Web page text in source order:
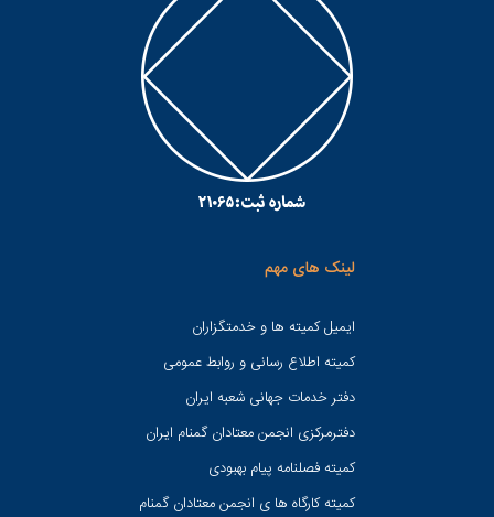
لینک های مهم
ایمیل کمیته ها و خدمتگزاران
کميته اطلاع رسانی و روابط عمومی
دفتر خدمات جهانی شعبه ايران
دفترمرکزی انجمن معتادان گمنام ایران
کمیته فصلنامه پیام بهبودی
کمیته کارگاه ها ی انجمن معتادان گمنام